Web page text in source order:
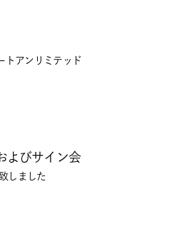
トアンリミテッド
よびサイン会
しました